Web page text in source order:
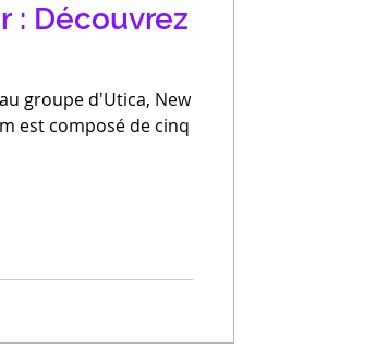
: Découvrez
groupe d'Utica, New